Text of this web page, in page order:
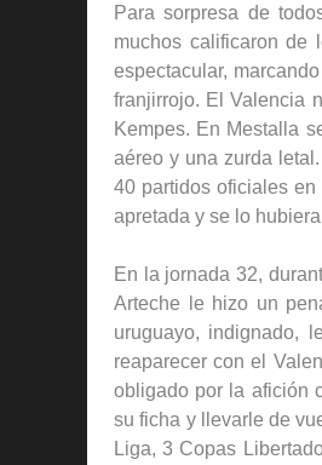
Para sorpresa de
muchos calificaron de
espectacular,
franjirrojo. El Valencia
Kempes. En Mestalla
aéreo y una zurda
40 partidos oficiales
apretada y se lo
En la jornada 32,
Arteche le hizo un
uruguayo, indignado,
reaparecer con el
obligado por la afición
su ficha y llevarle de
Liga, 3 Copas